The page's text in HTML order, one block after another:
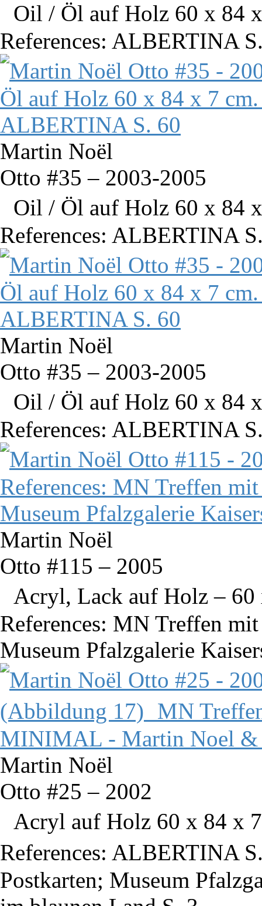
Oil / Öl auf Holz 60 x 84
References: ALBERTINA
Martin Noël
Otto #35 – 2003-2005
Oil / Öl auf Holz 60 x 84
References: ALBERTINA
Martin Noël
Otto #35 – 2003-2005
Oil / Öl auf Holz 60 x 84
References: ALBERTINA
Martin Noël
Otto #115 – 2005
Acryl, Lack auf Holz – 60
References: MN Treffen
Museum Pfalzgalerie
Martin Noël
Otto #25 – 2002
Acryl auf Holz 60 x 84 x
References: ALBERTINA
Postkarten; Museum